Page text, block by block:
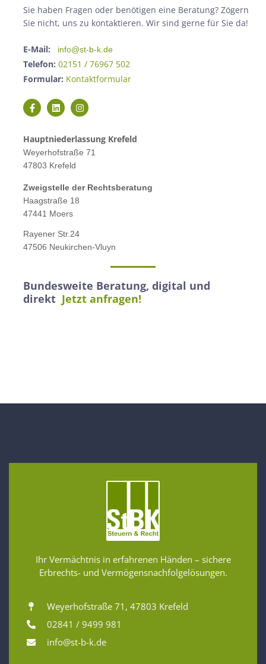
Sie haben Fragen oder benötigen eine Beratung? Zögern
Sie nicht, uns zu kontaktieren. Wir sind gerne für Sie da!
E-Mail: info@st-b-k.de
Telefon: 02151 / 76967 502
Formular: Kontaktformular
Hauptniederlassung Krefeld
Weyerhofstraße 71
47803 Krefeld
Zweigstelle der Rechtsberatung
Haagstraße 18
47441 Moers
Rayener Str.24
47506 Neukirchen-Vluyn
Bundesweite Beratung, digital und
direkt Jetzt anfragen!
Ihr Vermächtnis in erfahrenen Händen – sichere
Erbrechts- und Vermögensnachfolgelösungen.
Weyerhofstraße 71, 47803 Krefeld
02841 / 9499 981
info@st-b-k.de